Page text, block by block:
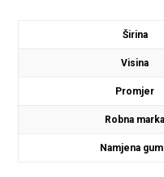
Širina
Visina
Promjer
Robna marka
Namjena